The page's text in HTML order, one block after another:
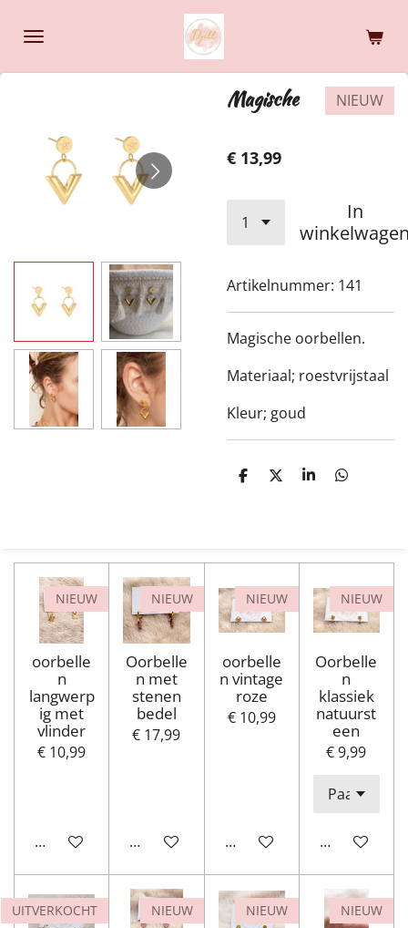
direct
Magische NIEUW
€ 13,99
In
Artikelnummer: 141
Magische oorbellen.
Materiaal; roestvrijstaal
Kleur; goud
D
D
S
D
NIEUW
oorbelle
n
langwerp
ig met
vlinder
€ 10,99
In winkelwagen
NIEUW
Oorbelle
n met
stenen
bedel
€ 17,99
In winkelwagen
NIEUW
oorbelle
n vintage
roze
€ 10,99
In winkelwagen
NIEUW
Oorbelle
n
klassiek
natuurst
een
€ 9,99
In
UITVERKOCHT NIEUW NIEUW NIEUW